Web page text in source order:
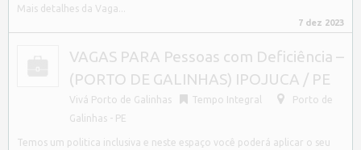
Mais detalhes da Vaga...
7 dez 2023
VAGAS PARA Pessoas com Deficiência –
(PORTO DE GALINHAS) IPOJUCA / PE
Vivá Porto de Galinhas Tempo Integral
Porto de
Galinhas - PE
Temos um politica inclusiva e neste espaço você poderá aplicar o seu